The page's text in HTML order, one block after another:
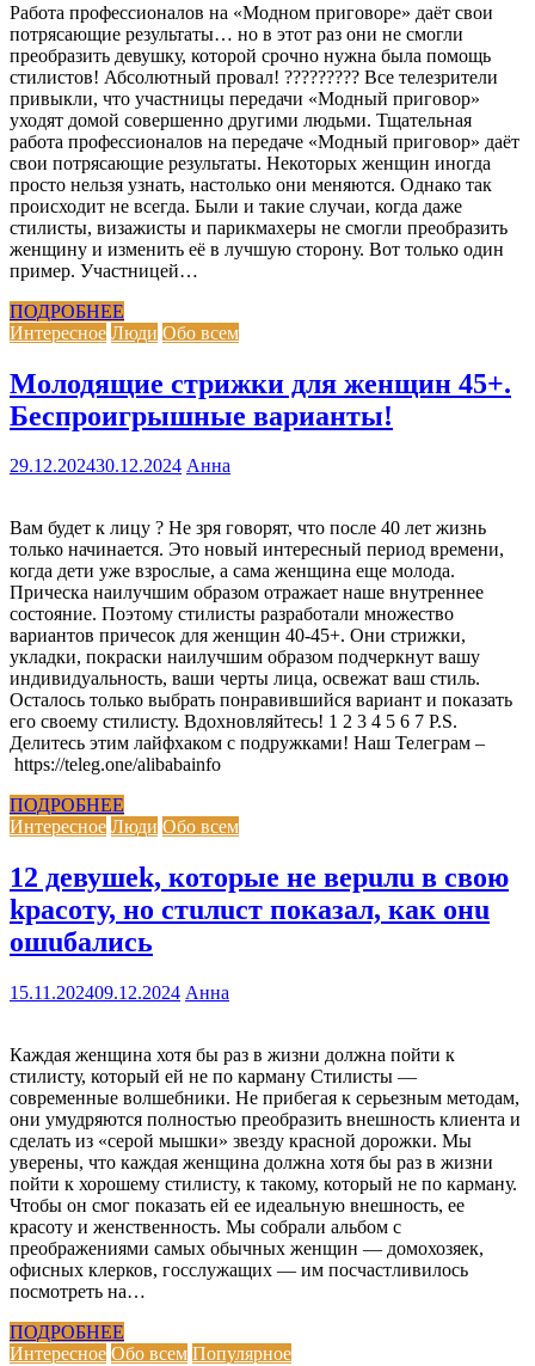
Работа профессионалов на «Модном приговоре» даёт свои
потрясающие результаты… но в этот раз они не смогли
преобразить девушку, которой срочно нужна была помощь
стилистов! Абсолютный провал! ????????? Все телезрители
привыкли, что участницы передачи «Модный приговор»
уходят домой совершенно другими людьми. Тщательная
работа профессионалов на передаче «Модный приговор» даёт
свои потрясающие результаты. Некоторых женщин иногда
просто нельзя узнать, настолько они меняются. Однако так
происходит не всегда. Были и такие случаи, когда даже
стилисты, визажисты и парикмахеры не смогли преобразить
женщину и изменить её в лучшую сторону. Вот только один
пример. Участницей…
ПОДРОБНЕЕ
Интересное Люди Обо всем
Молодящие стрижки для женщин 45+.
Беспроигрышные варианты!
29.12.202430.12.2024 Анна
Вам будет к лицу ? Не зря говорят, что после 40 лет жизнь
только начинается. Это новый интересный период времени,
когда дети уже взрослые, а сама женщина еще молода.
Прическа наилучшим образом отражает наше внутреннее
состояние. Поэтому стилисты разработали множество
вариантов причесок для женщин 40-45+. Они стрижки,
укладки, покраски наилучшим образом подчеркнут вашу
индивидуальность, ваши черты лица, освежат ваш стиль.
Осталось только выбрать понравившийся вариант и показать
его своему стилисту. Вдохновляйтесь! 1 2 3 4 5 6 7 P.S.
Делитесь этим лайфхаком с подружками! Наш Телеграм –
https://teleg.one/alibabainfo
ПОДРОБНЕЕ
Интересное Люди Обо всем
12 девушеk, которые не верuлu в свою
kрасоту, но стuлuст показал, как онu
ошuбались
15.11.202409.12.2024 Анна
Каждая женщина хотя бы раз в жизни должна пойти к
стилисту, который ей не по карману Стилисты —
современные волшебники. Не прибегая к серьезным методам,
они умудряются полностью преобразить внешность клиента и
сделать из «серой мышки» звезду красной дорожки. Мы
уверены, что каждая женщина должна хотя бы раз в жизни
пойти к хорошему стилисту, к такому, который не по карману.
Чтобы он смог показать ей ее идеальную внешность, ее
красоту и женственность. Мы собрали альбом с
преображениями самых обычных женщин — домохозяек,
офисных клерков, госслужащих — им посчастливилось
посмотреть на…
ПОДРОБНЕЕ
Интересное Обо всем Популярное